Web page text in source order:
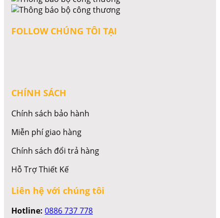
FOLLOW CHÚNG TÔI TẠI
CHÍNH SÁCH
Chính sách bảo hành
Miễn phí giao hàng
Chính sách đổi trả hàng
Hỗ Trợ Thiết Kế
Liên hệ với chúng tôi
Hotline: 0886 737 778